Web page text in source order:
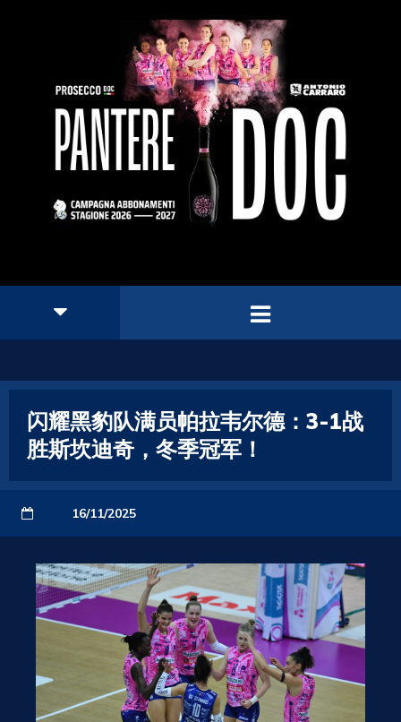
闪耀黑豹队满员帕拉韦尔德：3-1战
胜斯坎迪奇，冬季冠军！
16/11/2025